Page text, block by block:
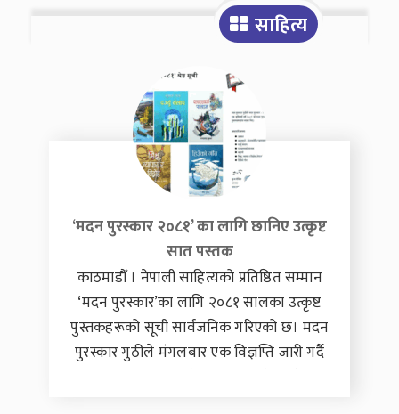
साहित्य
‘मदन पुरस्कार २०८१’ का लागि छानिए उत्कृष्ट
सात पुस्तक
काठमाडौँ । नेपाली साहित्यको प्रतिष्ठित सम्मान
‘मदन पुरस्कार’का लागि २०८१ सालका उत्कृष्ट
पुस्तकहरूको सूची सार्वजनिक गरिएको छ। मदन
पुरस्कार गुठीले मंगलबार एक विज्ञप्ति जारी गर्दै